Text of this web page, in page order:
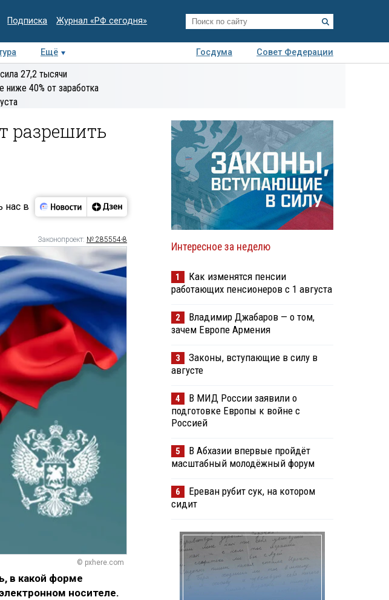
Подписка Журнал «РФ сегодня»
Ещё Госдума
Совет Федерации
Колумнисты
27,2 тысячи
ниже 40% от заработка
разрешить
нас в
Законопроект: № 285554-8
© pxhere.com
в какой форме
носителе.
Интересное за неделю
1
Как изменятся пенсии
работающих пенсионеров с 1 августа
2
Владимир Джабаров — о том,
зачем Европе Армения
3
Законы, вступающие в силу в
августе
4
В МИД России заявили о
подготовке Европы к войне с
Россией
5
В Абхазии впервые пройдёт
масштабный молодёжный форум
6
Ереван рубит сук, на котором
сидит